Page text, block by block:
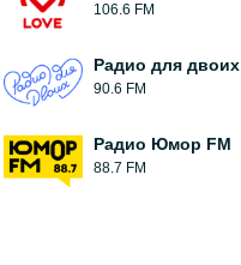
106.6 FM
Радио для двоих
90.6 FM
Радио Юмор FM
88.7 FM